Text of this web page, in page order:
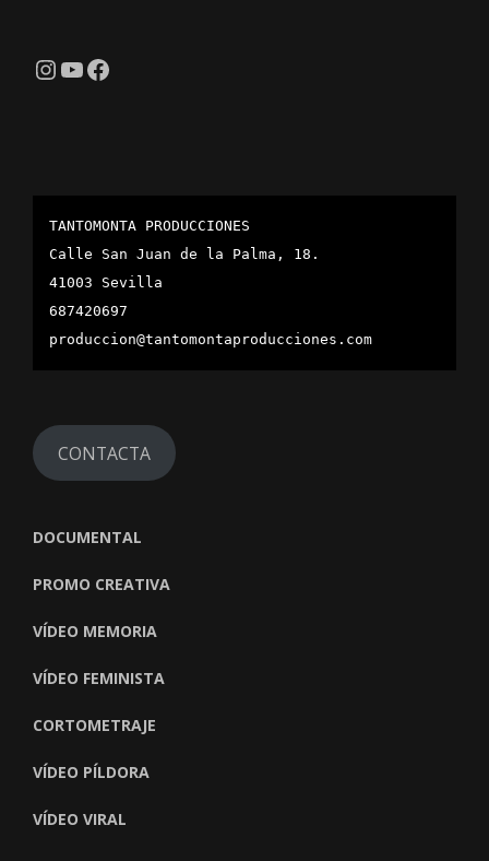
Instagram
YouTube
Facebook
TANTOMONTA PRODUCCIONES
Calle San Juan de la Palma, 18.
41003 Sevilla
687420697
produccion@tantomontaproducciones.com
CONTACTA
DOCUMENTAL
PROMO CREATIVA
VÍDEO MEMORIA
VÍDEO FEMINISTA
CORTOMETRAJE
VÍDEO PÍLDORA
VÍDEO VIRAL